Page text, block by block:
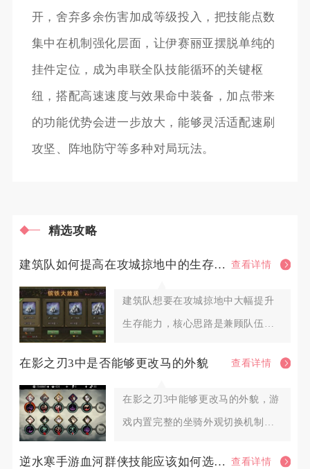
开，舍弃多余伤害加成等级投入，把技能点数
集中在机制强化层面，让伊赛丽亚摆脱单纯的
挂件定位，成为串联全队技能循环的关键枢
纽，搭配高速速度与效果命中装备，加点带来
的功能优势会进一步放大，能够灵活适配速刷
攻坚、阵地防守等多种对局玩法。
精选攻略
建筑队如何提高在攻城掠地中的生存能力 查看详情
建筑队想要在攻城掠地中大幅提升
生存能力，核心思路是兼顾队伍基
在影之刃3中是否能够更改马的外貌 查看详情
在影之刃3中能够更改马的外貌，游
戏内置完整的坐骑外观切换机制，
逆水寒手游血河群侠技能应该如何选择调整 查看详情